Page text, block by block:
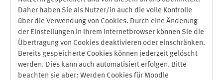
Daher haben Sie als Nutzer/in auch die volle Kontrolle
über die Verwendung von Cookies. Durch eine Änderung
der Einstellungen in Ihrem Internetbrowser können Sie die
Übertragung von Cookies deaktivieren oder einschränken.
Bereits gespeicherte Cookies können jederzeit gelöscht
werden. Dies kann auch automatisiert erfolgen. Bitte
beachten sie aber: Werden Cookies für Moodle